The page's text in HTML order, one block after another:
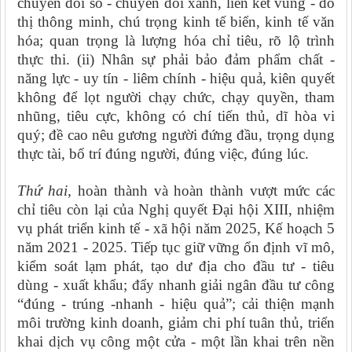
thị thông minh, chú trọng kinh tế biển, kinh tế văn
hóa; quan trọng là lượng hóa chỉ tiêu, rõ lộ trình
thực thi. (ii) Nhân sự phải bảo đảm phẩm chất -
năng lực - uy tín - liêm chính - hiệu quả, kiên quyết
không để lọt người chạy chức, chạy quyền, tham
nhũng, tiêu cực, không có chí tiến thủ, dĩ hòa vi
quý; đề cao nêu gương người đứng đầu, trọng dụng
thực tài, bố trí đúng người, đúng việc, đúng lúc.
Thứ hai, hoàn thành và hoàn thành vượt mức các
chỉ tiêu còn lại của Nghị quyết Đại hội XIII, nhiệm
vụ phát triển kinh tế - xã hội năm 2025, Kế hoạch 5
năm 2021 - 2025. Tiếp tục giữ vững ổn định vĩ mô,
kiểm soát lạm phát, tạo dư địa cho đầu tư - tiêu
dùng - xuất khẩu; đẩy nhanh giải ngân đầu tư công
“đúng - trúng -nhanh - hiệu quả”; cải thiện mạnh
môi trường kinh doanh, giảm chi phí tuân thủ, triển
khai dịch vụ công một cửa - một lần khai trên nền